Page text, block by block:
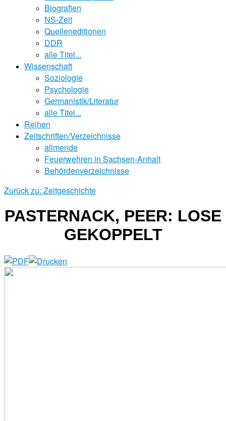
Biografien
NS-Zeit
Quelleneditionen
DDR
alle Titel...
Wissenschaft
Soziologie
Psychologie
Germanistik/Literatur
alle Titel...
Reihen
Zeitschriften/Verzeichnisse
allmende
Feuerwehren in Sachsen-Anhalt
Behördenverzeichnisse
Zurück zu: Zeitgeschichte
PASTERNACK, PEER: LOSE
GEKOPPELT